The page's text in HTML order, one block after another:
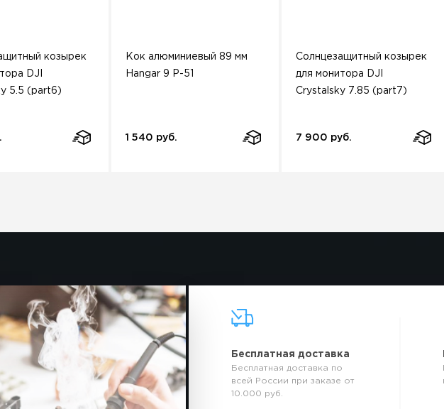
козырек
DJI
5.5 (part6)
Кок алюминиевый 89 мм
Hangar 9 P-51
1 540 руб.
Солнцезащитный козырек
для монитора DJI
Crystalsky 7.85 (part7)
7 900 руб.
Бесплатная доставка
Бесплатная доставка по
всей России при заказе от
10.000 руб.